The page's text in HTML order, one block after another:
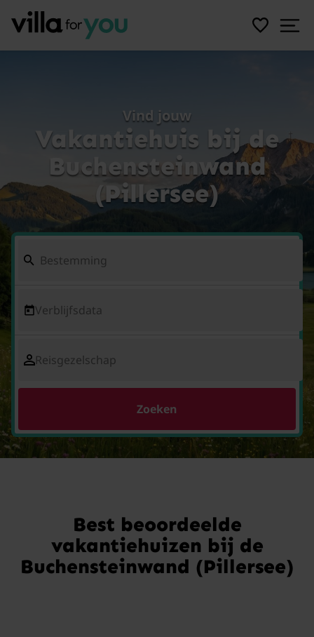
Vind jouw
Vakantiehuis bij de
Buchensteinwand
(Pillersee)
Verblijfsdata
Reisgezelschap
Zoeken
Best beoordeelde
vakantiehuizen bij de
Buchensteinwand (Pillersee)